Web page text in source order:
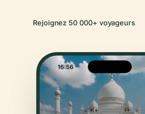
Rejoignez 50 000+ voyageurs